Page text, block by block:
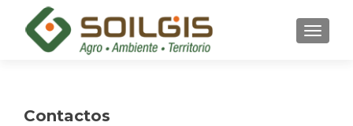
Contactos